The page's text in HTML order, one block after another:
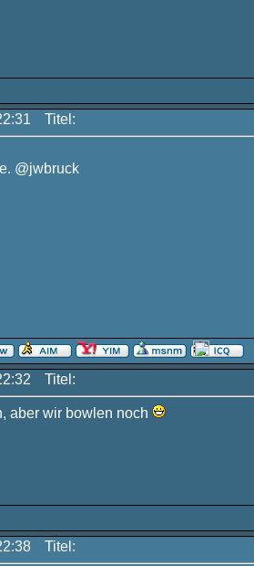
Titel:
@jwbruck
Titel:
aber wir bowlen noch
Titel: